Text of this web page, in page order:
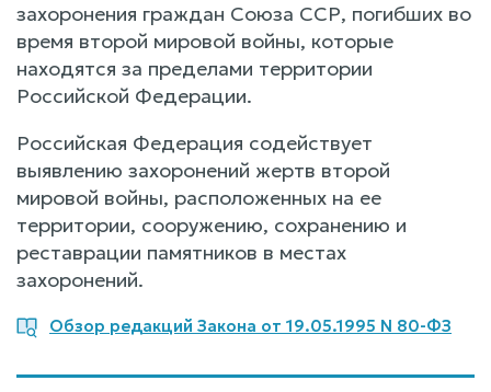
захоронения граждан Союза ССР, погибших во
время второй мировой войны, которые
находятся за пределами территории
Российской Федерации.
Российская Федерация содействует
выявлению захоронений жертв второй
мировой войны, расположенных на ее
территории, сооружению, сохранению и
реставрации памятников в местах
захоронений.
Обзор редакций Закона от 19.05.1995 N 80-ФЗ